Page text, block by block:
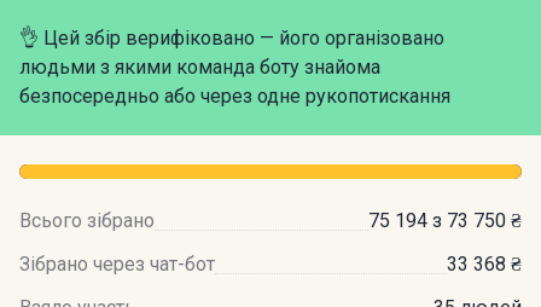
👌 Цей збір верифіковано — його організовано
людьми з якими команда боту знайома
безпосередньо або через одне рукопотискання
Всього зібрано
75 194 з 73 750 ₴
Зібрано через чат-бот
33 368 ₴